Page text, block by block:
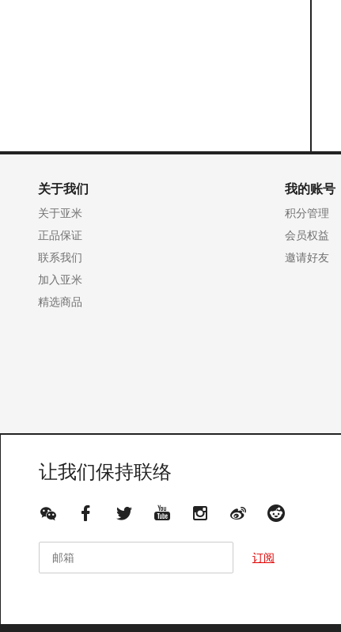
关于我们
关于亚米
正品保证
联系我们
加入亚米
精选商品
我的账号
积分管理
会员权益
邀请好友
让我们保持联络
订阅